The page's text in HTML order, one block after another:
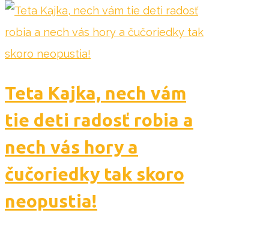
Teta Kajka, nech vám
tie deti radosť robia a
nech vás hory a
čučoriedky tak skoro
neopustia!